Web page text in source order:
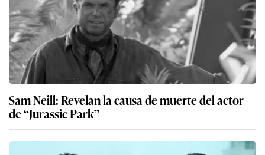
Sam Neill: Revelan la causa de muerte del actor
de “Jurassic Park”